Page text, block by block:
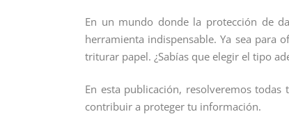
En un mundo donde la protección de
herramienta indispensable. Ya sea para
triturar papel. ¿Sabías que elegir el tipo
En esta publicación, resolveremos
contribuir a proteger tu información.